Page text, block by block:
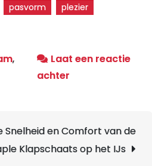
pasvorm
plezier
,
Laat een reactie
achter
Magie
Nijdam
Snelheid en Comfort van de
Klapschaats op het IJs